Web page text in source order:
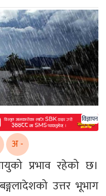
विज्ञापन
अ -
प्रभाव रहेको छ।
उत्तर भूभाग